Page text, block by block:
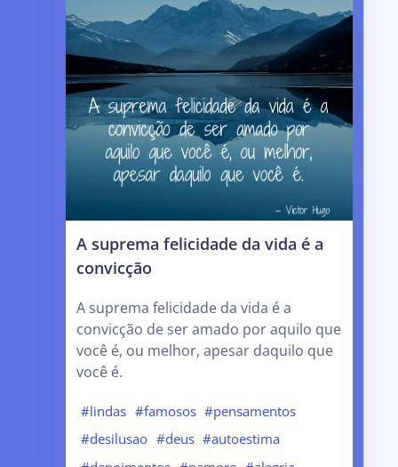
A suprema felicidade da vida é a
convicção
A suprema felicidade da vida é a
convicção de ser amado por aquilo que
você é, ou melhor, apesar daquilo que
você é.
#lindas #famosos #pensamentos
#desilusao #deus #autoestima